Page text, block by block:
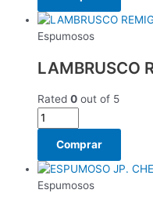
Espumosos
LAMBRUSCO
Rated 0 out of 5
Comprar
Espumosos